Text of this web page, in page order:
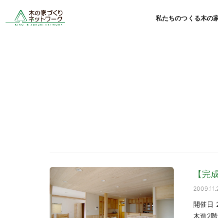
私たちのつくる木の
【完
開催日
木造2